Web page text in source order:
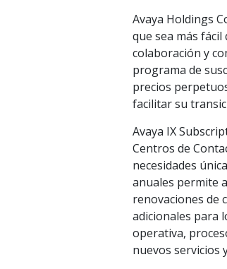
Avaya Holdings
que sea más
colaboración y
programa de
precios
facilitar su
Avaya IX
Centros de
necesidades
anuales permite
renovaciones de
adicionales para
operativa,
nuevos servicios